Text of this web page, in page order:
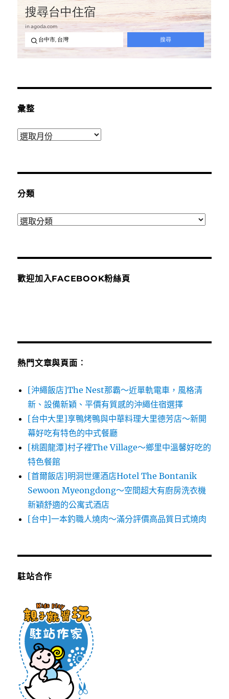
彙整
彙
分類
分
歡迎加入FACEBOOK粉絲頁
熱門文章與頁面︰
[沖繩飯店]The Nest那霸～近單軌電車，風格清
新、設備新穎、平價有質感的沖繩住宿選擇
[台中大里]享鴨烤鴨與中華料理大里德芳店～新開
幕好吃有特色的中式餐廳
[桃園龍潭]村子裡The Village～鄉里中溫馨好吃的
特色餐館
[首爾飯店]明洞世運酒店Hotel The Bontanik
Sewoon Myeongdong～空間超大有廚房洗衣機
新穎舒適的公寓式酒店
[台中]一本釣職人燒肉～滿分評價高品質日式燒肉
駐站合作